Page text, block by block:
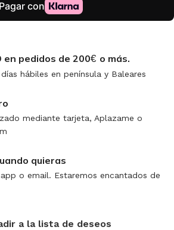
en pedidos de 200€ o más.
hábiles en península y Baleares
mediante tarjeta, Aplazame o
quieras
o email. Estaremos encantados de
a la lista de deseos